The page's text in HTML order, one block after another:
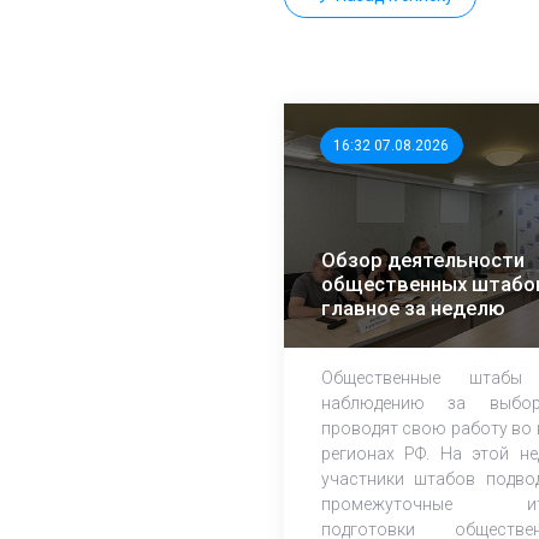
16:32 07.08.2026
Обзор деятельности
общественных
главное за неделю
Общественные
наблюдению за
проводят свою работу во
регионах РФ. На этой
участники штабов
промежуточные
подготовки